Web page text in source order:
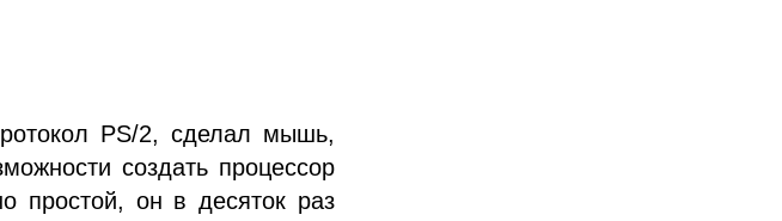
PS/2, сделал мышь,
создать процессор
простой, он в десяток раз